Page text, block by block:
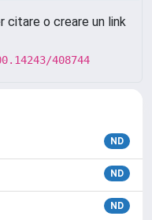
citare o creare un link
408744
ND
ND
ND